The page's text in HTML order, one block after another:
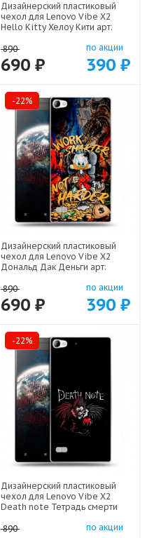
Дизайнерский пластиковый
чехол для Lenovo Vibe X2
Hello Kitty Хелоу Кити арт:
890
690 ₽
по акции
390 ₽
-22%
Дизайнерский пластиковый
чехол для Lenovo Vibe X2
Дональд Дак Деньги арт:
890
690 ₽
по акции
390 ₽
-22%
Дизайнерский пластиковый
чехол для Lenovo Vibe X2
Death note Тетрадь смерти
890
по акции